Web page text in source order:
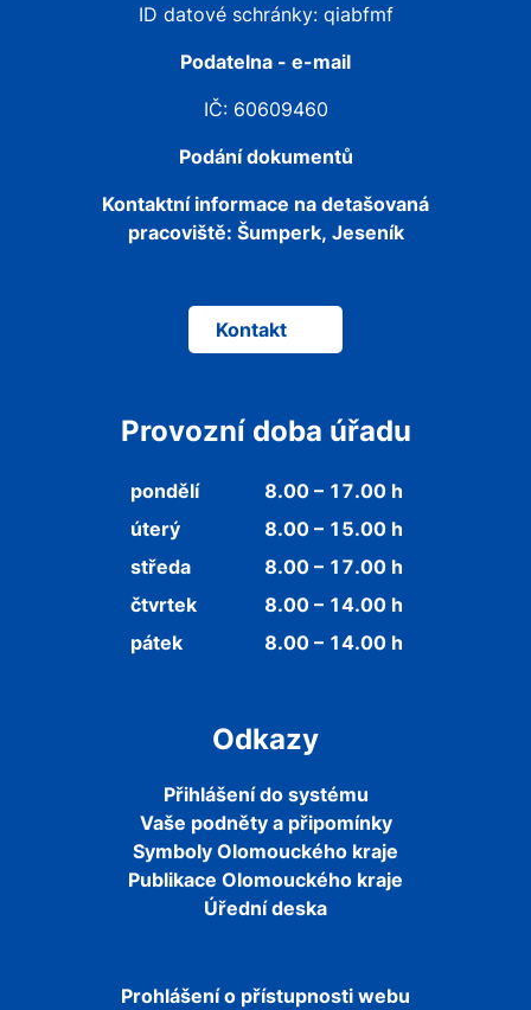
ID datové schránky: qiabfmf
Podatelna - e-mail
IČ: 60609460
Podání dokumentů
Kontaktní informace na detašovaná
pracoviště: Šumperk, Jeseník
Kontakt
Provozní doba úřadu
pondělí
8.00 – 17.00 h
úterý
8.00 – 15.00 h
středa
8.00 – 17.00 h
čtvrtek
8.00 – 14.00 h
pátek
8.00 – 14.00 h
Odkazy
Přihlášení do systému
Vaše podněty a připomínky
Symboly Olomouckého kraje
Publikace Olomouckého kraje
Úřední deska
Prohlášení o přístupnosti webu